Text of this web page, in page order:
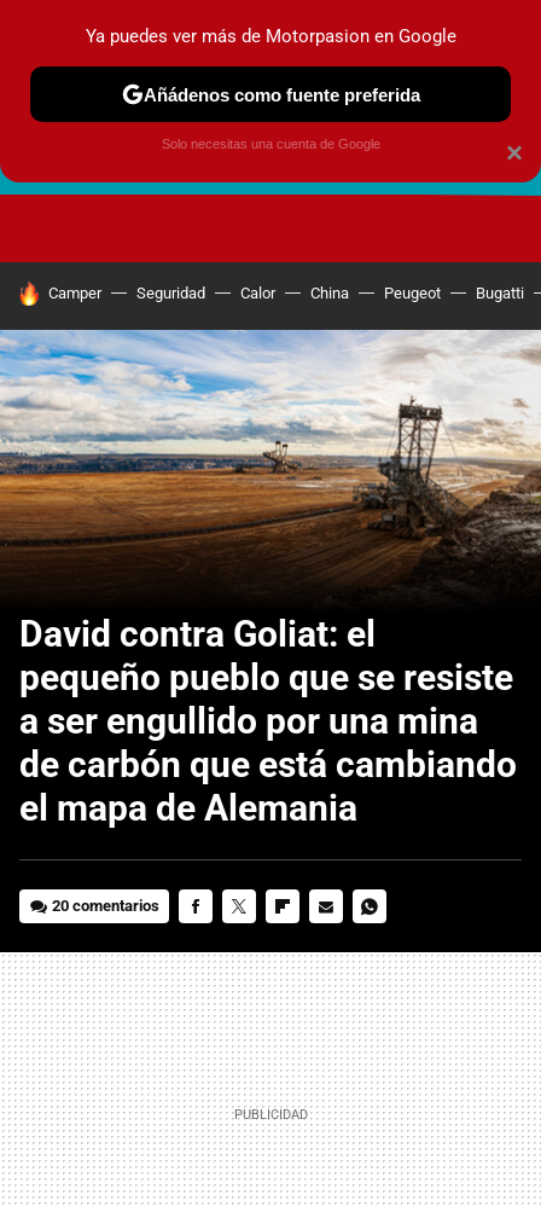
HOY SE HABLA DE
Camper Seguridad Calor China Peugeot Bugatti
David contra Goliat: el
pequeño pueblo que se resiste
a ser engullido por una mina
de carbón que está cambiando
el mapa de Alemania
20 comentarios
MAIL
×
Ya puedes ver más de Motorpasion en Google
Añádenos como fuente preferida
Solo necesitas una cuenta de Google